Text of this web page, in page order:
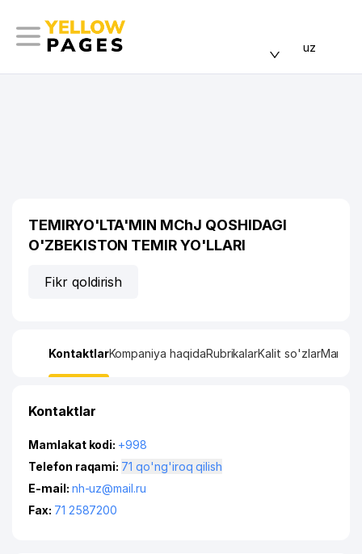
uz
TEMIRYO'LTA'MIN MChJ QOSHIDAGI
O'ZBEKISTON TEMIR YO'LLARI
Fikr qoldirish
KontaktlarKompaniya haqidaRubrikalarKalit so'zlarManzil
Kontaktlar
Mamlakat kodi: +998
Telefon raqami:
71 qo'ng'iroq qilish
E-mail: nh-uz@mail.ru
Fax: 71 2587200